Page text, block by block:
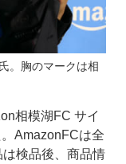
。胸のマークは相
相模湖FC サイ
AmazonFCは全
検品後、商品情